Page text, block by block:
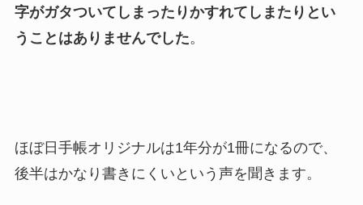
字がガタついてしまったりかすれてしまたりとい
うことはありませんでした。
ほぼ日手帳オリジナルは1年分が1冊になるので、
後半はかなり書きにくいという声を聞きます。